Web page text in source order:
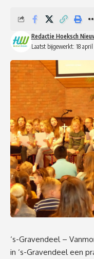
Laatst bijgewerkt: 18 april
Redactie Hoeksch
‘s-Gravendeel –
in ‘s-Gravendeel een